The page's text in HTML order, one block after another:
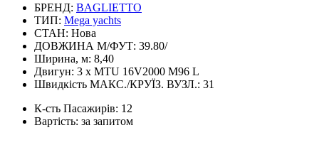
БРЕНД: BAGLIETTO
ТИП: Mega yachts
СТАН: Нова
ДОВЖИНА М/ФУТ: 39.80/
Ширина, м: 8,40
Двигун: 3 x MTU 16V2000 M96 L
Швидкість МАКС./КРУЇЗ. ВУЗЛ.: 31
К-сть Пасажирів: 12
Вартість: за запитом